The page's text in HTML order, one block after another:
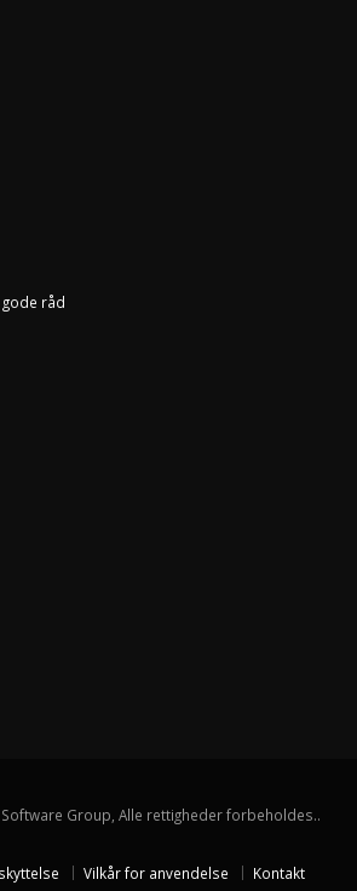
råd
Group, Alle rettigheder forbeholdes..
Vilkår for anvendelse Kontakt